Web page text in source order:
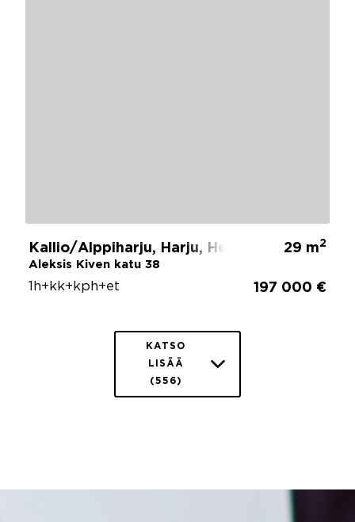
Kallio/Alppiharju, Harju, Helsinki
Aleksis Kiven katu 38
29 m2
1h+kk+kph+et 197 000 €
KATSO
LISÄÄ
(556)